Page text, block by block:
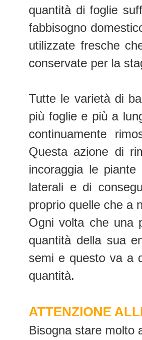
quantità di foglie
fabbisogno
utilizzate fresche
conservate per la
Tutte le varietà di
più foglie e più a
continuamente
Questa azione di
incoraggia le
laterali e di
proprio quelle che a
Ogni volta che una
quantità della sua
semi e questo va a
quantità.
ATTENZIONE
Bisogna stare molto